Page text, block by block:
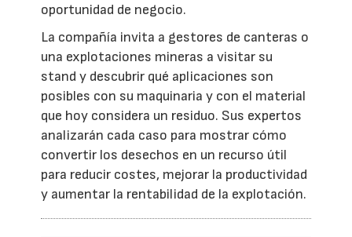
oportunidad de negocio.
La compañía invita a gestores de canteras o
una explotaciones mineras a visitar su
stand y descubrir qué aplicaciones son
posibles con su maquinaria y con el material
que hoy considera un residuo. Sus expertos
analizarán cada caso para mostrar cómo
convertir los desechos en un recurso útil
para reducir costes, mejorar la productividad
y aumentar la rentabilidad de la explotación.